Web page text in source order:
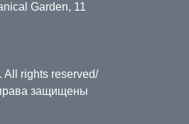
All rights reserved/
защищены
Garden, 11